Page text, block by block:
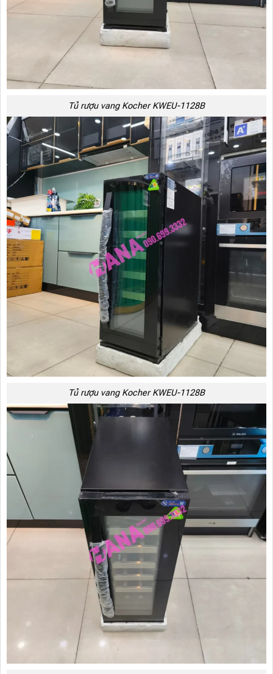
Tủ rượu vang Kocher KWEU-1128B
Tủ rượu vang Kocher KWEU-1128B